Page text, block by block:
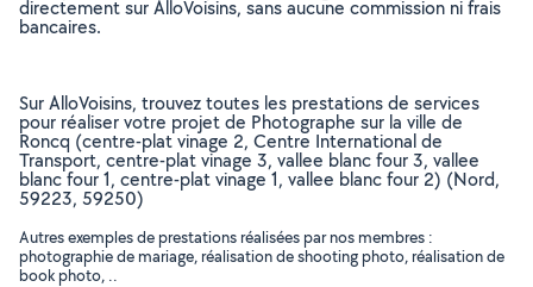
directement sur AlloVoisins, sans aucune commission ni frais
bancaires.
Sur AlloVoisins, trouvez toutes les prestations de services
pour réaliser votre projet de Photographe sur la ville de
Roncq (centre-plat vinage 2, Centre International de
Transport, centre-plat vinage 3, vallee blanc four 3, vallee
blanc four 1, centre-plat vinage 1, vallee blanc four 2) (Nord,
59223, 59250)
Autres exemples de prestations réalisées par nos membres :
photographie de mariage, réalisation de shooting photo, réalisation de
book photo, ..